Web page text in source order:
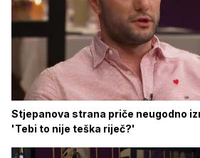
Stjepanova strana priče neugodno
'Tebi to nije teška riječ?'